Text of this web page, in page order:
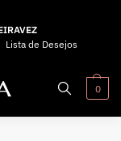
Lista de Desejos
0